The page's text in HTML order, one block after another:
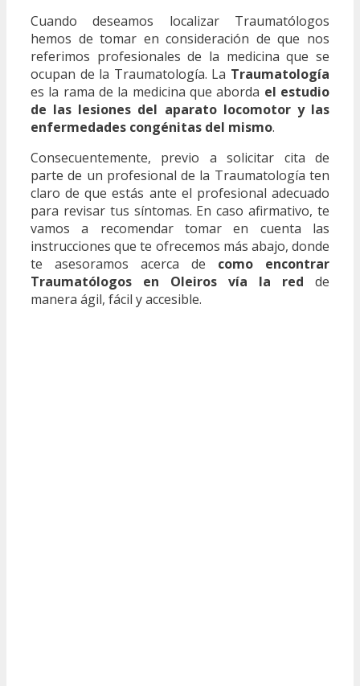
Cuando deseamos localizar Traumatólogos
hemos de tomar en consideración de que nos
referimos profesionales de la medicina que se
ocupan de la Traumatología. La Traumatología
es la rama de la medicina que aborda el estudio
de las lesiones del aparato locomotor y las
enfermedades congénitas del mismo.
Consecuentemente, previo a solicitar cita de
parte de un profesional de la Traumatología ten
claro de que estás ante el profesional adecuado
para revisar tus síntomas. En caso afirmativo, te
vamos a recomendar tomar en cuenta las
instrucciones que te ofrecemos más abajo, donde
te asesoramos acerca de como encontrar
Traumatólogos en Oleiros vía la red de
manera ágil, fácil y accesible.